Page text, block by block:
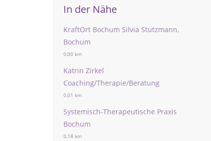
In der Nähe
KraftOrt Bochum Silvia Stutzmann,
Bochum
0,00 km
Katrin Zirkel
Coaching/Therapie/Beratung
0,01 km
Systemisch-Therapeutische Praxis
Bochum
0,18 km